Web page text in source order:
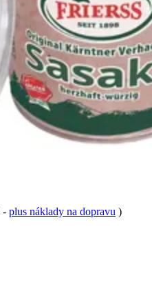
- plus náklady na dopravu )